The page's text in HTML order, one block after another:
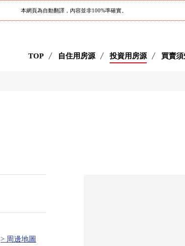
本網頁為自動翻譯，內容並非100%準確實。
TOP 自住用房源 投資用房源 買賣須
> 周邊地圖